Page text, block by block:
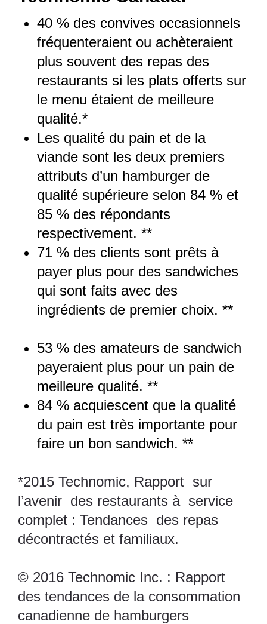
40 % des convives occasionnels
fréquenteraient ou achèteraient
plus souvent des repas des
restaurants si les plats offerts sur
le menu étaient de meilleure
qualité.*
Les qualité du pain et de la
viande sont les deux premiers
attributs d’un hamburger de
qualité supérieure selon 84 % et
85 % des répondants
respectivement. **
71 % des clients sont prêts à
payer plus pour des sandwiches
qui sont faits avec des
ingrédients de premier choix. **
53 % des amateurs de sandwich
payeraient plus pour un pain de
meilleure qualité. **
84 % acquiescent que la qualité
du pain est très importante pour
faire un bon sandwich. **
*2015 Technomic, Rapport sur
l’avenir des restaurants à service
complet : Tendances des repas
décontractés et familiaux.
© 2016 Technomic Inc. : Rapport
des tendances de la consommation
canadienne de hamburgers